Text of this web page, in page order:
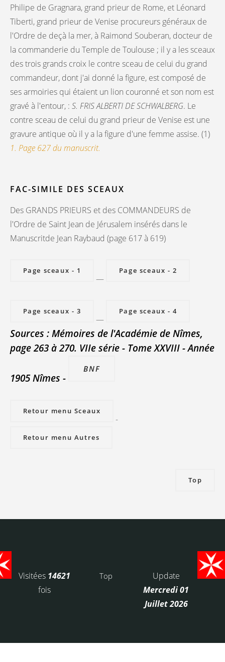
Philipe de Gragnara, grand prieur de Rome, et Léonard
Tiberti, grand prieur de Venise procureurs généraux de
l'Ordre de deçà la mer, à Raimond Souberan, docteur de
la commanderie du Temple de Toulouse ; il y a les sceaux
des trois grands croix le contre sceau de celui du grand
commandeur, dont j'ai donné la figure, est composé de
ses armoiries qui étaient un lion couronné et son nom est
gravé à l'entour, : S. FRIS ALBERTI DE SCHWALBERG. Le
contre sceau de celui du grand prieur de Venise est une
gravure antique où il y a la figure d'une femme assise. (1)
1. Page 627 du manuscrit.
FAC-SIMILE DES SCEAUX
Des GRANDS PRIEURS et des COMMANDEURS de
l'Ordre de Saint Jean de Jérusalem insérés dans le
Manuscritde Jean Raybaud (page 617 à 619)
Page sceaux - 1
—
Page sceaux - 2
Page sceaux - 3
—
Page sceaux - 4
Sources : Mémoires de l'Académie de Nîmes,
page 263 à 270. VIIe série - Tome XXVIII - Année
1905 Nîmes -
BNF
Retour menu Sceaux
-
Retour menu Autres
Top
Visitées 14621
fois
Top
Update
Mercredi 01
Juillet 2026